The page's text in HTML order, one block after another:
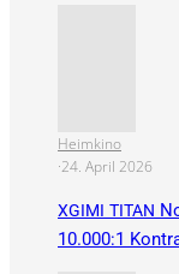
Heimkino
·24. April 2026
XGIMI TITAN
10.000:1